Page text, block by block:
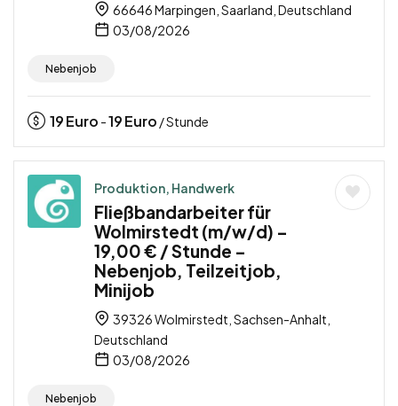
66646 Marpingen, Saarland, Deutschland
03/08/2026
Nebenjob
19Euro -19Euro / Stunde
Produktion, Handwerk
Fließbandarbeiter für
Wolmirstedt (m/w/d) –
19,00 € / Stunde –
Nebenjob, Teilzeitjob,
Minijob
39326 Wolmirstedt, Sachsen-Anhalt,
Deutschland
03/08/2026
Nebenjob